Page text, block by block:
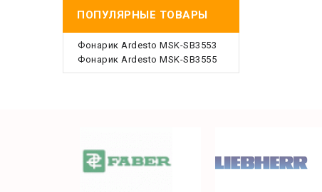
ПОПУЛЯРНЫЕ ТОВАРЫ
Фонарик Ardesto MSK-SB3553
Фонарик Ardesto MSK-SB3555